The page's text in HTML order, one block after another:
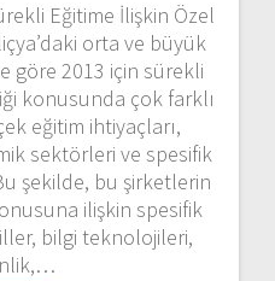
Eğitime İlişkin Özel
orta ve büyük
göre 2013 için sürekli
konusunda çok farklı
eğitim ihtiyaçları,
sektörleri ve spesifik
şekilde, bu şirketlerin
ilişkin spesifik
bilgi teknolojileri,